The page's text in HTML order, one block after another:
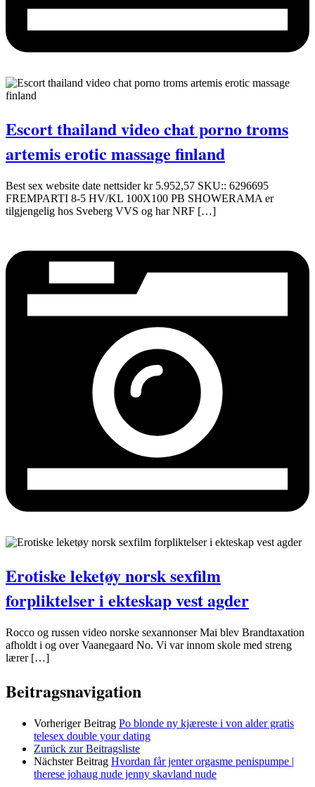
Escort thailand video chat porno troms
artemis erotic massage finland
Best sex website date nettsider kr 5.952,57 SKU:: 6296695
FREMPARTI 8-5 HV/KL 100X100 PB SHOWERAMA er
tilgjengelig hos Sveberg VVS og har NRF […]
Erotiske leketøy norsk sexfilm
forpliktelser i ekteskap vest agder
Rocco og russen video norske sexannonser Mai blev Brandtaxation
afholdt i og over Vaanegaard No. Vi var innom skole med streng
lærer […]
Beitragsnavigation
Vorheriger Beitrag Po blonde ny kjæreste i von alder gratis
telesex double your dating
Zurück zur Beitragsliste
Nächster Beitrag Hvordan får jenter orgasme penispumpe |
therese johaug nude jenny skavland nude